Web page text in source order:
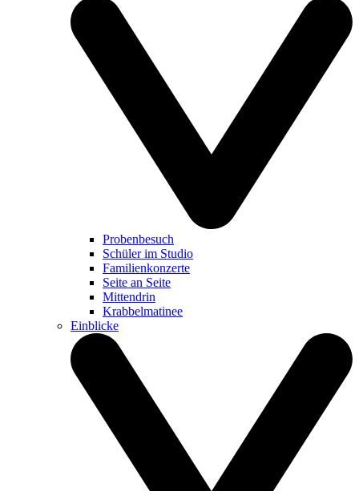
Probenbesuch
Schüler im Studio
Familienkonzerte
Seite an Seite
Mittendrin
Krabbelmatinee
Einblicke